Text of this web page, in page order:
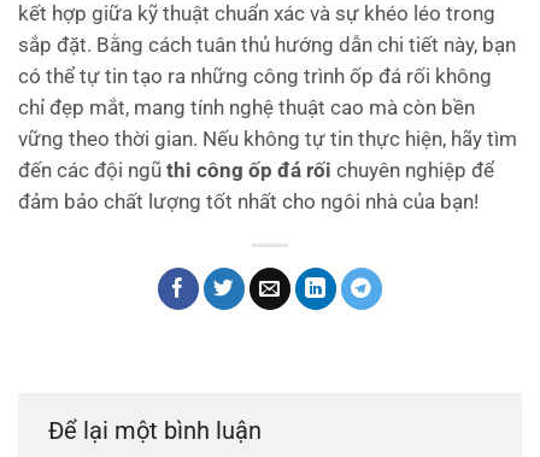
kết hợp giữa kỹ thuật chuẩn xác và sự khéo léo trong
sắp đặt. Bằng cách tuân thủ hướng dẫn chi tiết này, bạn
có thể tự tin tạo ra những công trình ốp đá rối không
chỉ đẹp mắt, mang tính nghệ thuật cao mà còn bền
vững theo thời gian. Nếu không tự tin thực hiện, hãy tìm
đến các đội ngũ thi công ốp đá rối chuyên nghiệp để
đảm bảo chất lượng tốt nhất cho ngôi nhà của bạn!
Để lại một bình luận